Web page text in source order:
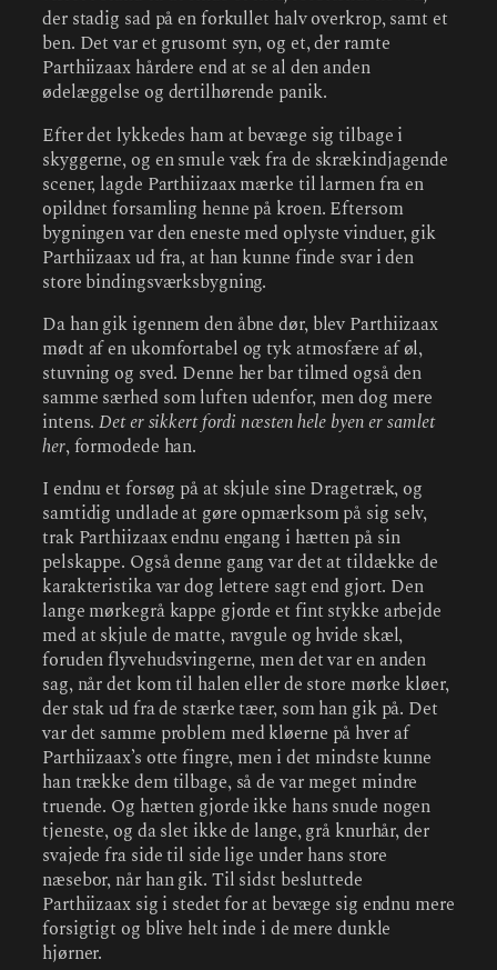
der stadig sad på en forkullet halv overkrop, samt et
ben. Det var et grusomt syn, og et, der ramte
Parthiizaax hårdere end at se al den anden
ødelæggelse og dertilhørende panik.
Efter det lykkedes ham at bevæge sig tilbage i
skyggerne, og en smule væk fra de skrækindjagende
scener, lagde Parthiizaax mærke til larmen fra en
opildnet forsamling henne på kroen. Eftersom
bygningen var den eneste med oplyste vinduer, gik
Parthiizaax ud fra, at han kunne finde svar i den
store bindingsværksbygning.
Da han gik igennem den åbne dør, blev Parthiizaax
mødt af en ukomfortabel og tyk atmosfære af øl,
stuvning og sved. Denne her bar tilmed også den
samme særhed som luften udenfor, men dog mere
intens.Det er sikkert fordi næsten hele byen er samlet
her, formodede han.
I endnu et forsøg på at skjule sine Dragetræk, og
samtidig undlade at gøre opmærksom på sig selv,
trak Parthiizaax endnu engang i hætten på sin
pelskappe. Også denne gang var det at tildække de
karakteristika var dog lettere sagt end gjort. Den
lange mørkegrå kappe gjorde et fint stykke arbejde
med at skjule de matte, ravgule og hvide skæl,
foruden flyvehudsvingerne, men det var en anden
sag, når det kom til halen eller de store mørke kløer,
der stak ud fra de stærke tæer, som han gik på. Det
var det samme problem med kløerne på hver af
Parthiizaax’s otte fingre, men i det mindste kunne
han trække dem tilbage, så de var meget mindre
truende. Og hætten gjorde ikke hans snude nogen
tjeneste, og da slet ikke de lange, grå knurhår, der
svajede fra side til side lige under hans store
næsebor, når han gik. Til sidst besluttede
Parthiizaax sig i stedet for at bevæge sig endnu mere
forsigtigt og blive helt inde i de mere dunkle
hjørner.